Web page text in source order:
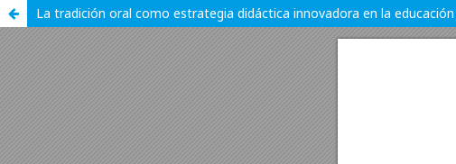
La tradición oral como estrategia didáctica innovadora en la educación